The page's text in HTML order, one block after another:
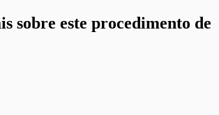
sobre este procedimento de